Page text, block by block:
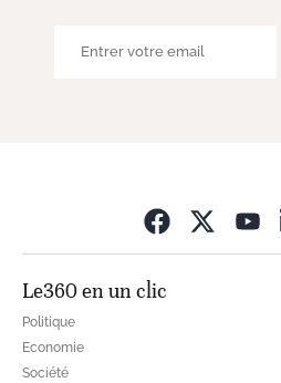
Le360 en un clic
Politique
Economie
Société